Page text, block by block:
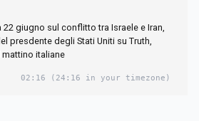
giugno sul conflitto tra Israele e Iran,
presdente degli Stati Uniti su Truth,
italiane
02:16 (24:16 in your timezone)